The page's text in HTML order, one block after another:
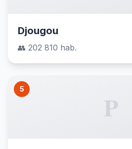
Djougou
👥 202 810 hab.
5
P